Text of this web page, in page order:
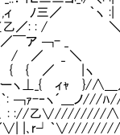
三／ ｀ヽ :|
／: : /
／【コメン
＼ | その分
＼＿＿＿
＿／ ／【コ
´＿ノ///ﾊ/// |
∧ / ＼＿
∨///////∧´ ／【